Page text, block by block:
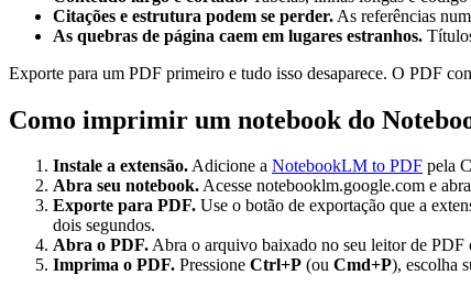
Citações e estrutura podem se perder. As referências
As quebras de página caem em lugares estranhos.
Exporte para um PDF primeiro e tudo isso desaparece. O PDF
Como imprimir um notebook do
Instale a extensão.Adicione a NotebookLM to PDF pela
Abra seu notebook.Acesse notebooklm.google.com e
Exporte para PDF. Use o botão de exportação que a
dois segundos.
Abra o PDF.Abra o arquivo baixado no seu leitor de
Imprima o PDF. Pressione Ctrl+P (ou Cmd+P), escolha